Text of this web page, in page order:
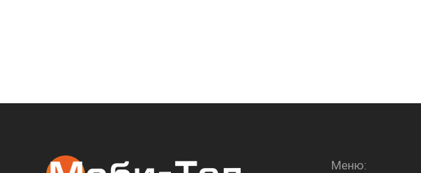
Меню: